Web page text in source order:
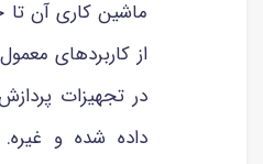
ماشین کاری آن
از کاربردهای
در تجهیزات